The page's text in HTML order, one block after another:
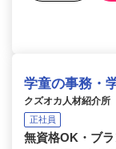
学童の事務・
クズオカ人材紹介所
正社員
無資格OK・ブ